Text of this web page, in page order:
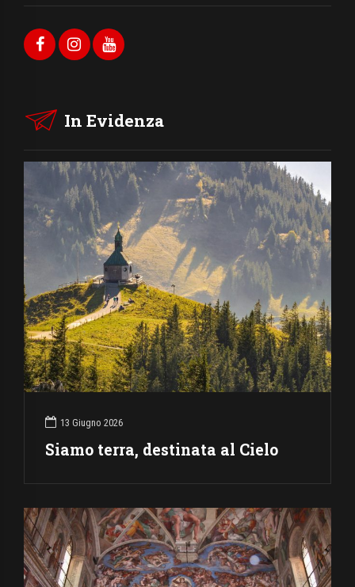
In Evidenza
13 Giugno 2026
Siamo terra, destinata al Cielo